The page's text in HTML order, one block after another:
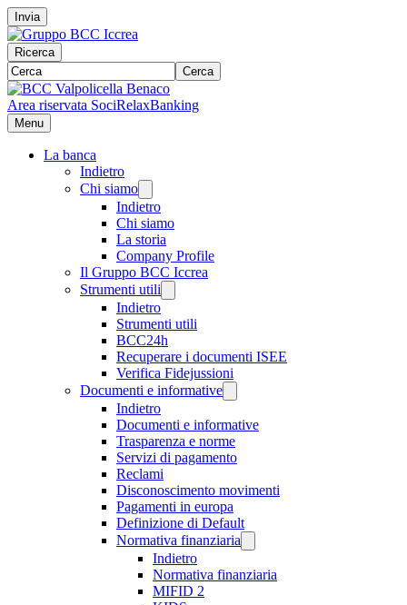
Invia
Ricerca
Cerca
Area riservata SociRelaxBanking
Menu
La banca
Indietro
Chi siamo
Indietro
Chi siamo
La storia
Company Profile
Il Gruppo BCC Iccrea
Strumenti utili
Indietro
Strumenti utili
BCC24h
Recuperare i documenti ISEE
Verifica Fidejussioni
Documenti e informative
Indietro
Documenti e informative
Trasparenza e norme
Servizi di pagamento
Reclami
Disconoscimento movimenti
Pagamenti in europa
Definizione di Default
Normativa finanziaria
Indietro
Normativa finanziaria
MIFID 2